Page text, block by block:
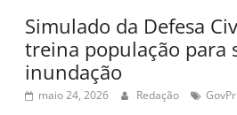
Simulado da Defesa
treina população para
inundação
maio 24, 2026 Redação GovPr